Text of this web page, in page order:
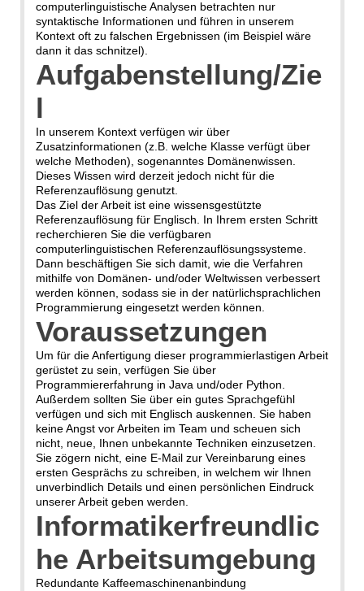
computerlinguistische Analysen betrachten nur
syntaktische Informationen und führen in unserem
Kontext oft zu falschen Ergebnissen (im Beispiel wäre
dann it das schnitzel).
Aufgabenstellung/Zie
l
In unserem Kontext verfügen wir über
Zusatzinformationen (z.B. welche Klasse verfügt über
welche Methoden), sogenanntes Domänenwissen.
Dieses Wissen wird derzeit jedoch nicht für die
Referenzauflösung genutzt.
Das Ziel der Arbeit ist eine wissensgestützte
Referenzauflösung für Englisch. In Ihrem ersten Schritt
recherchieren Sie die verfügbaren
computerlinguistischen Referenzauflösungssysteme.
Dann beschäftigen Sie sich damit, wie die Verfahren
mithilfe von Domänen- und/oder Weltwissen verbessert
werden können, sodass sie in der natürlichsprachlichen
Programmierung eingesetzt werden können.
Voraussetzungen
Um für die Anfertigung dieser programmierlastigen Arbeit
gerüstet zu sein, verfügen Sie über
Programmiererfahrung in Java und/oder Python.
Außerdem sollten Sie über ein gutes Sprachgefühl
verfügen und sich mit Englisch auskennen. Sie haben
keine Angst vor Arbeiten im Team und scheuen sich
nicht, neue, Ihnen unbekannte Techniken einzusetzen.
Sie zögern nicht, eine E-Mail zur Vereinbarung eines
ersten Gesprächs zu schreiben, in welchem wir Ihnen
unverbindlich Details und einen persönlichen Eindruck
unserer Arbeit geben werden.
Informatikerfreundlic
he Arbeitsumgebung
Redundante Kaffeemaschinenanbindung